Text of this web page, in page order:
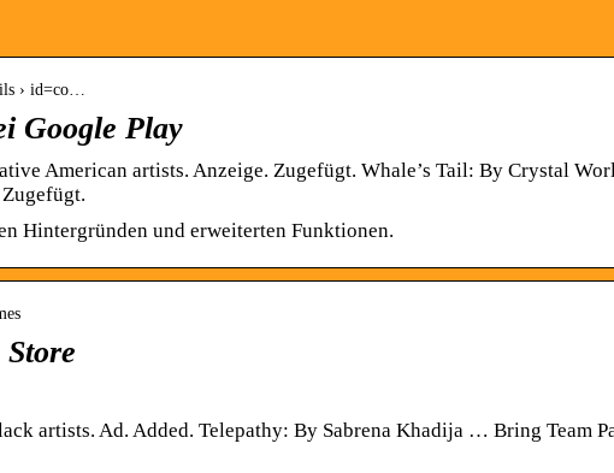
› id=co…
Google Play
American artists. Anzeige. Zugefügt. Whale’s Tail: By Crystal
Hintergründen und erweiterten Funktionen.
artists. Ad. Added. Telepathy: By Sabrena Khadija … Bring Team